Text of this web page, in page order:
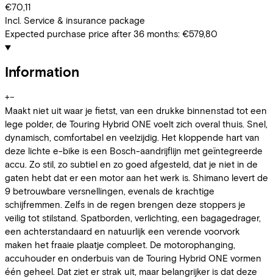
€70,11
Incl. Service & insurance package
Expected purchase price after 36 months: €579,80
Information
+−
Maakt niet uit waar je fietst, van een drukke binnenstad tot een
lege polder, de Touring Hybrid ONE voelt zich overal thuis. Snel,
dynamisch, comfortabel en veelzijdig. Het kloppende hart van
deze lichte e-bike is een Bosch-aandrijflijn met geïntegreerde
accu. Zo stil, zo subtiel en zo goed afgesteld, dat je niet in de
gaten hebt dat er een motor aan het werk is. Shimano levert de
9 betrouwbare versnellingen, evenals de krachtige
schijfremmen. Zelfs in de regen brengen deze stoppers je
veilig tot stilstand. Spatborden, verlichting, een bagagedrager,
een achterstandaard en natuurlijk een verende voorvork
maken het fraaie plaatje compleet. De motorophanging,
accuhouder en onderbuis van de Touring Hybrid ONE vormen
één geheel. Dat ziet er strak uit, maar belangrijker is dat deze